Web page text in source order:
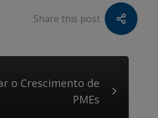
Share this post
o Crescimento de
PMEs